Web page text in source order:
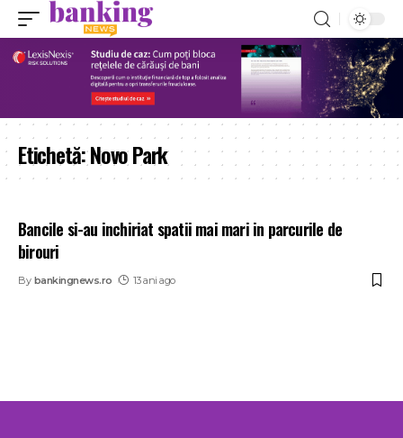
Etichetă:Novo Park
Bancile si-au inchiriat spatii mai mari in parcurile de
birouri
By bankingnews.ro 13 ani ago